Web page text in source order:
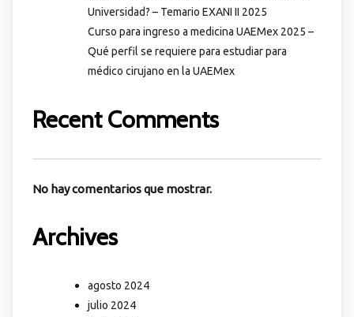
Universidad? – Temario EXANI II 2025
Curso para ingreso a medicina UAEMex 2025 –
Qué perfil se requiere para estudiar para
médico cirujano en la UAEMex
Recent Comments
No hay comentarios que mostrar.
Archives
agosto 2024
julio 2024